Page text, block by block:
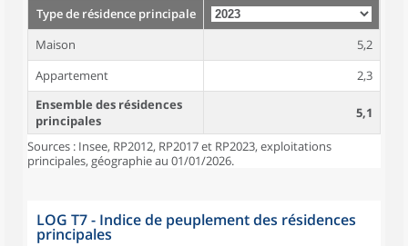
Type de résidence principale
Maison
5,2
Appartement
2,3
Ensemble des résidences
principales
5,1
Sources : Insee, RP2012, RP2017 et RP2023, exploitations
principales, géographie au 01/01/2026.
LOG T7 - Indice de peuplement des résidences
principales